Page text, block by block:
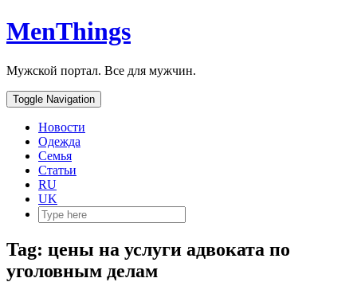
MenThings
Мужской портал. Все для мужчин.
Toggle Navigation
Новости
Одежда
Семья
Статьи
RU
UK
Tag: цены на услуги адвоката по
уголовным делам